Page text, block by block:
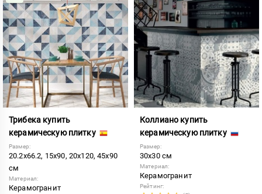
Трибека купить
керамическую плитку
Размер:
20.2x66.2, 15x90, 20x120, 45x90
см
Материал:
Керамогранит
Коллиано купить
керамическую плитку
Размер:
30x30 см
Материал:
Керамогранит
Рейтинг: